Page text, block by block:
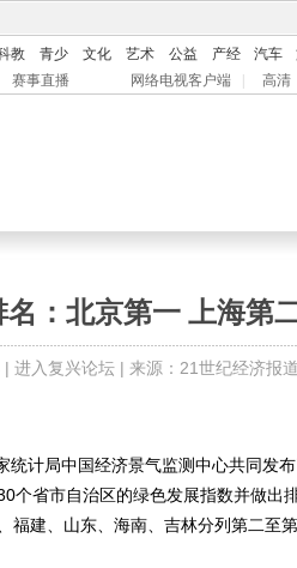
教 青少 文化 艺术 公益 产经 汽车
赛事直播 网络电视客户端 高清
：北京第一 上海第
| 进入复兴论坛| 来源：21世纪经济报道
计局中国经济景气监测中心共同发
个省市自治区的绿色发展指数并做出
建、山东、海南、吉林分列第二至第